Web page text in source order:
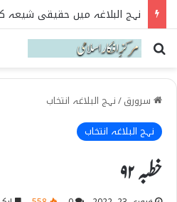
نہج البلاغہ میں حقیقی شیعہ
Search for
سرورق/نہج البلاغہ انتخاب
نہج البلاغہ انتخاب
خطبہ ۹۲